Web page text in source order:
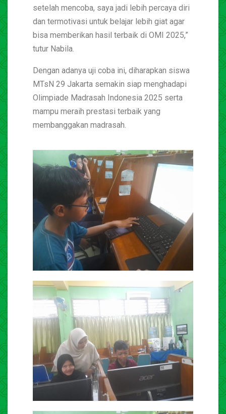
setelah mencoba, saya jadi lebih percaya diri
dan termotivasi untuk belajar lebih giat agar
bisa memberikan hasil terbaik di OMI 2025,”
tutur Nabila.
Dengan adanya uji coba ini, diharapkan siswa
MTsN 29 Jakarta semakin siap menghadapi
Olimpiade Madrasah Indonesia 2025 serta
mampu meraih prestasi terbaik yang
membanggakan madrasah.